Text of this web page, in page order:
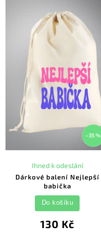
–35 %
Dárkové balení Nejlepší
babička
Ihned k odeslání
130 Kč
Do košíku